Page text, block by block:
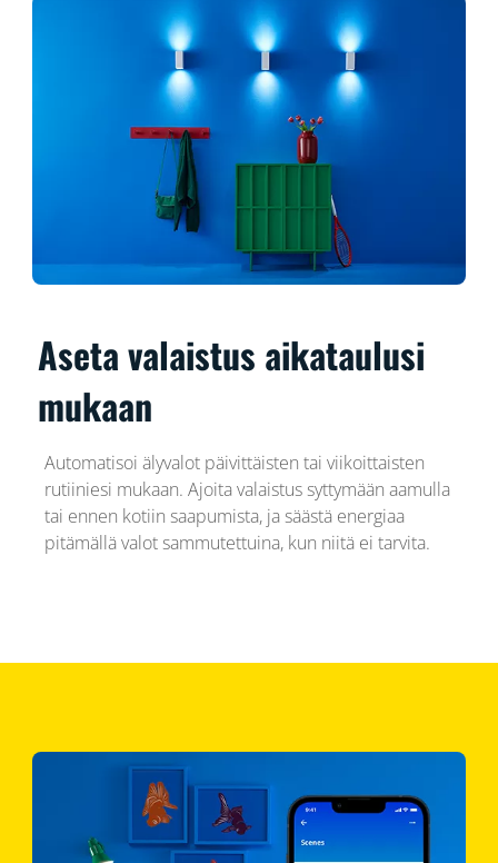
Aseta valaistus aikataulusi
mukaan
Automatisoi älyvalot päivittäisten tai viikoittaisten
rutiiniesi mukaan. Ajoita valaistus syttymään aamulla
tai ennen kotiin saapumista, ja säästä energiaa
pitämällä valot sammutettuina, kun niitä ei tarvita.